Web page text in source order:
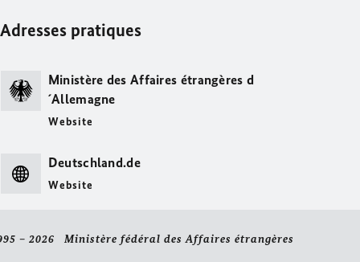
Adresses pratiques
Ministère des Affaires étrangères d
´Allemagne
Website
Deutschland.de
Website
– 2026 Ministère fédéral des Affaires étrangères